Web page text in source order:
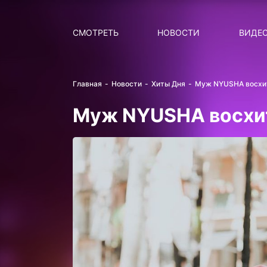
СМОТРЕТЬ НОВОСТИ
Главная Новости Хиты Дня Муж NYUSHA
Муж NYUSHA